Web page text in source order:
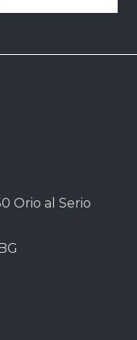
Orio al Serio